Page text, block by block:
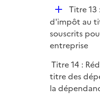
D
é
p
l
e
r
Titre 13
d'impôt au
souscrits
entreprise
Titre 14 :
titre des
la